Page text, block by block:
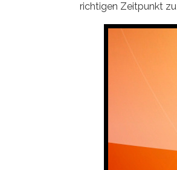
richtigen Zeitpunkt